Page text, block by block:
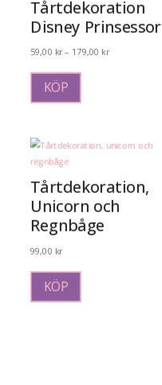
Tårtdekoration
Disney Prinsessor
59,00 kr – 179,00 krPrisintervall:
KÖP
varianter.
olika
alternativen
kan
väljas
Tårtdekoration,
Unicorn och
Regnbåge
99,00 kr
KÖP